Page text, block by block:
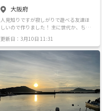
ーメン友の会クラブ（関西ラーメン部)運
営実行委員会等も、2026年令和8年8月1
日（土曜日)から、新しく活動していま
す。 「◎サークルの新規会員（部員)メン
バー募集中に付いて。」 ◎サークル新規
会員（部員)メンバー募集中！！ ◎関西在
住の方。 ◎友達が欲しい方。 ◎みんなで
一緒にワイワイするのが大好きな方。 ◎
く盛り上がろう!! ※入会金、年月会費無
し、参加実費のみです!! ※興味ある方
は、参加してね。 ※社会人として、一般
的常識マナーを守って、楽しく参加しま
しょう。 ※管理人の承認制なので、参加
大阪府
人見知りですが寂しがりで遊べる友達ほ
しいので作りました！ 主に世代か、ちょ
す！ 好きなジャンルのアニオタですが、
昭和アイドルも好きなのでフリーで色々
な方の歌を聴きたいのでフリーです🎶 都
合が合えば是非✨ (トラブル、出会い目
的は禁止です❌)
更新日：3月10日 11:31